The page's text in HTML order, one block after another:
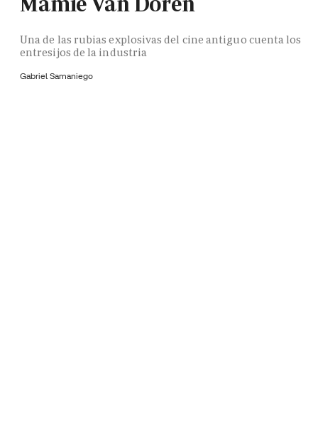
Una de las rubias explosivas del cine antiguo cuenta los
entresijos de la industria
Gabriel Samaniego